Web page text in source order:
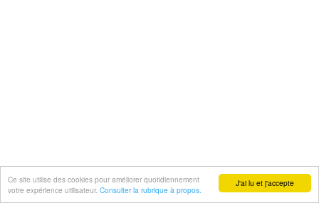
J'ai lu et j'accepte
Ce site utilise des cookies pour améliorer quotidiennement
votre expérience utilisateur. Consulter la rubrique à propos.